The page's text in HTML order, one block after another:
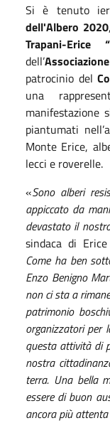
Si è tenuto
dell'Albero 2020
Trapani-Erice
dell’
patrocinio del
una
manifestazione
piantumati
Monte Erice,
lecci e roverelle.
«Sono alberi
appiccato da
devastato il
sindaca di
Come ha ben
Enzo Benigno
non ci sta a
patrimonio
organizzatori per
questa attività di
nostra
terra. Una bella
essere di buon
ancora più